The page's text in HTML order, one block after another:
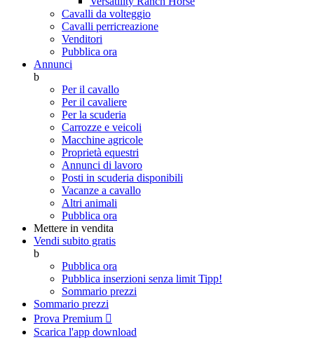
Cavalli da volteggio
Cavalli perricreazione
Venditori
Pubblica ora
Annunci
b
Per il cavallo
Per il cavaliere
Per la scuderia
Carrozze e veicoli
Macchine agricole
Proprietà equestri
Annunci di lavoro
Posti in scuderia disponibili
Vacanze a cavallo
Altri animali
Pubblica ora
Mettere in vendita
Vendi subito gratis
b
Pubblica ora
Pubblica inserzioni senza limit Tipp!
Sommario prezzi
Sommario prezzi
Prova Premium 
Scarica l'app download